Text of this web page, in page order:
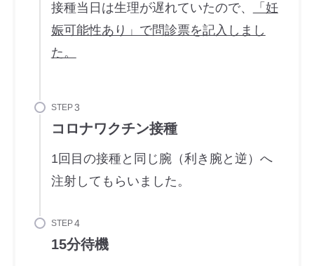
接種当日は生理が遅れていたので、
「妊
娠可能性あり」で問診票を記入しまし
た。
STEP
コロナワクチン接種
1回目の接種と同じ腕（利き腕と逆）へ
注射してもらいました。
STEP
15分待機